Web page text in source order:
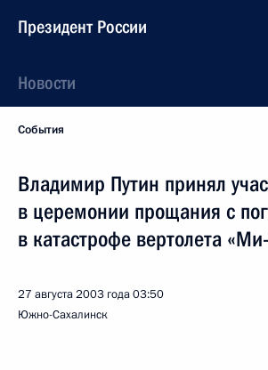
Президент России
Новости
События
Владимир Путин принял
в церемонии прощания с
в катастрофе вертолета
27 августа 2003 года03:50
Южно-Сахалинск